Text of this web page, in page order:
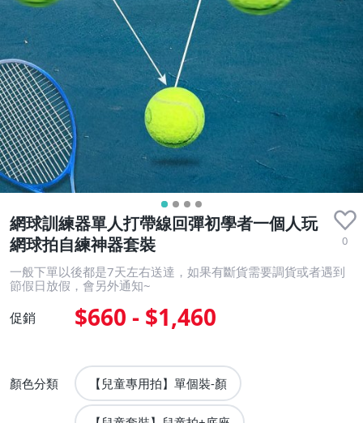
網球訓練器單人打帶線回彈初學者一個人玩
網球拍自練神器套裝
0
一般下單以後都是7天左右送達，如果有斷貨需要調貨或者遇到
節假日放假，會另外通知~
促銷 $660 - $1,460
顏色分類 【兒童專用拍】單個裝-顏